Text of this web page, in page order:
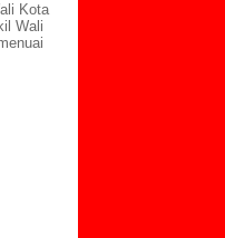
Kota
Wali